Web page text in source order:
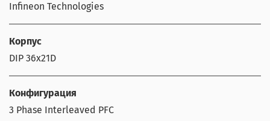
Infineon Technologies
Корпус
DIP 36x21D
Конфигурация
3 Phase Interleaved PFC